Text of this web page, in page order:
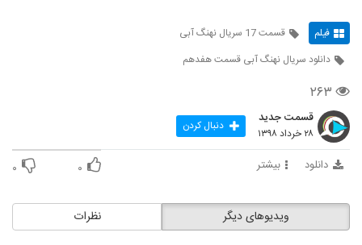
فیلم
قسمت 17 سریال نهنگ آبی
دانلود سریال نهنگ آبی قسمت هفدهم
۲۶۳
قسمت جدید
۲۸ خرداد ۱۳۹۸ دنبال کردن
دانلود بیشتر ۰ ۰
نظرات ویدیوهای دیگر